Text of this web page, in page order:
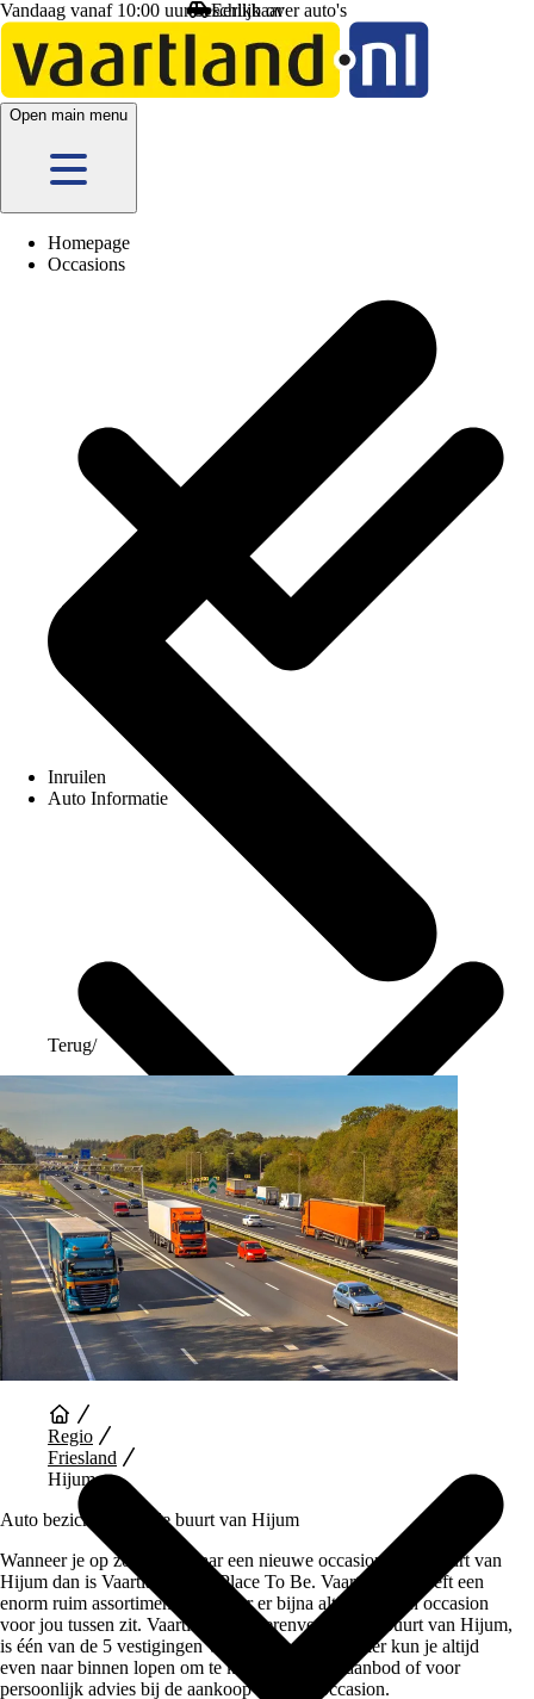
Vandaag vanaf 10:00 uur beschikbaar
Open main menu
Homepage
Occasions
Inruilen
Auto Informatie
Auto Diensten
Terug/
Regio
Friesland
Hijum
Auto bezichtigen in de buurt van Hijum
Wanneer je op zoek bent naar een nieuwe occasion in de buurt van
Hijum dan is Vaartland.nl de Place To Be. Vaartland.nl heeft een
enorm ruim assortiment waardoor er bijna altijd wel een occasion
voor jou tussen zit. Vaartland.nl Heerenveen, in de buurt van Hijum,
is één van de 5 vestigingen van Vaartland.nl en hier kun je altijd
even naar binnen lopen om te kijken naar ons aanbod of voor
persoonlijk advies bij de aankoop van een occasion.